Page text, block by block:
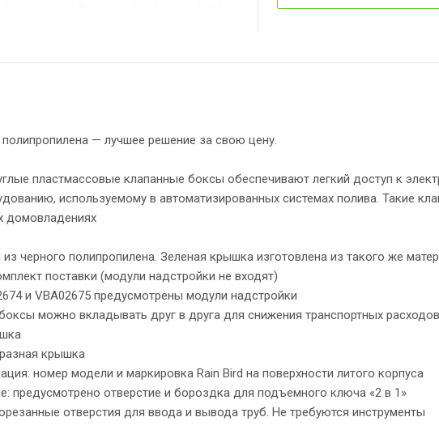
— лучшее решение за свою цену.
пластмассовые клапанные боксы обеспечивают легкий доступ к
используемому в автоматизированных системах полива. Такие
домовладениях
черного полипропилена. Зеленая крышка изготовлена из такого же
поставки (модули надстройки не входят)
и VBA02675 предусмотрены модули надстройки
можно вкладывать друг в друга для снижения транспортных расходов
крышка
номер модели и маркировка Rain Bird на поверхности литого корпуса
предусмотрено отверстие и бороздка для подъемного ключа «2 в 1»
отверстия для ввода и вывода труб. Не требуются инструменты